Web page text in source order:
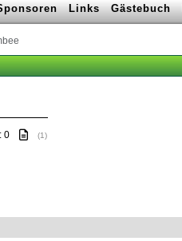
Links Gästebuch
0 (1)